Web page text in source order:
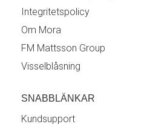
Integritetspolicy
Om Mora
FM Mattsson Group
Visselblåsning
SNABBLÄNKAR
Kundsupport